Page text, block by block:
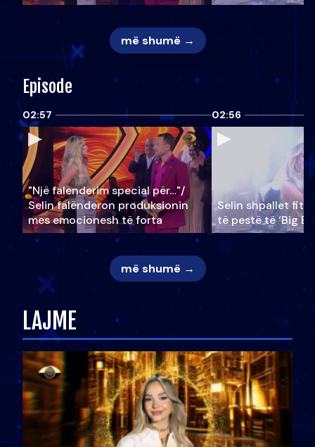
më shumë →
Episode
02:57
"Një falenderim special për…"/
Selin falënderon produksionin
mes emocionesh të forta
02:56
Selin shpallet
të pestë të ‘Big
më shumë →
LAJME